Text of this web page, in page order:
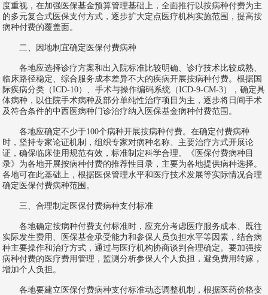
度重视，在加强医保基金预算管理基础上，全面推行以按病种付费为主
的多元复合式医保支付方式，逐步扩大定点医疗机构实施范围，提高按
病种付费的覆盖面。
二、因地制宜确定医保付费病种
各地应选择诊疗方案和出入院标准比较明确、诊疗技术比较成熟、
临床路径稳定、综合服务成本差异不大的疾病开展按病种付费。根据国
际疾病分类（ICD-10）、手术与操作编码系统（ICD-9-CM-3），确定具
体病种，以住院手术病种及部分单纯性治疗项目为主，逐步将日间手术
及符合条件的中西医病种门诊治疗纳入医保基金病种付费范围。
各地应确定不少于100个病种开展按病种付费。在确定付费病种
时，坚持专家论证机制，组织专家对病种名称、主要治疗方式开展论
证，确保临床使用规范有效，标准制定科学合理。《医保付费病种目
录》为各地开展按病种付费的推荐性目录，主要为各地提供病种选择。
各地可在此基础上，根据医保管理水平和医疗技术发展等实际情况合理
确定医保付费病种范围。
三、合理制定医保付费病种支付标准
各地确定按病种付费支付标准时，应充分考虑医疗服务成本、既往
实际发生费用、医保基金承受能力和参保人员负担水平等因素，结合病
种主要操作和治疗方式，通过与医疗机构协商谈判合理确定。要加强按
病种付费的医疗费用管理，监测分析参保人个人负担，避免费用转嫁，
增加个人负担。
各地要建立医保付费病种支付标准动态调整机制，根据医药价格变